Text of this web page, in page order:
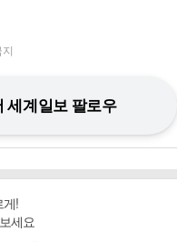
세계일보 팔로우
!
세요